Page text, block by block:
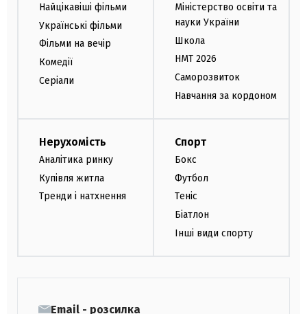
Найцікавіші фільми
Українські фільми
Фільми на вечір
Комедії
Серіали
Міністерство освіти та
науки України
Школа
НМТ 2026
Саморозвиток
Навчання за кордоном
Нерухомість
Аналітика ринку
Купівля житла
Тренди і натхнення
Спорт
Бокс
Футбол
Теніс
Біатлон
Інші види спорту
Email - розсилка